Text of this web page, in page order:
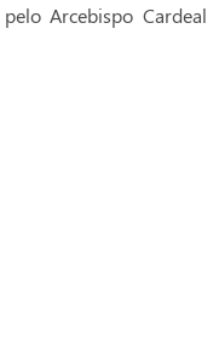
Arcebispo Cardeal